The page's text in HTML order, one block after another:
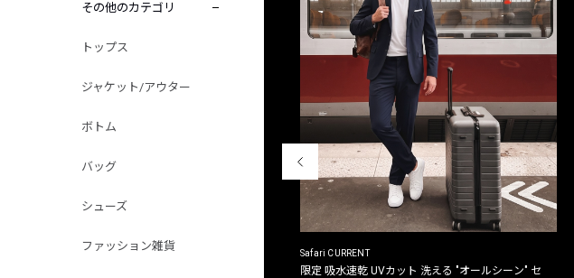
その他のカテゴリ
トップス
ジャケット/アウター
ボトム
バッグ
シューズ
ファッション雑貨
Safari CURRENT
限定 吸水速乾 UVカット 洗える "オールシーン" セ